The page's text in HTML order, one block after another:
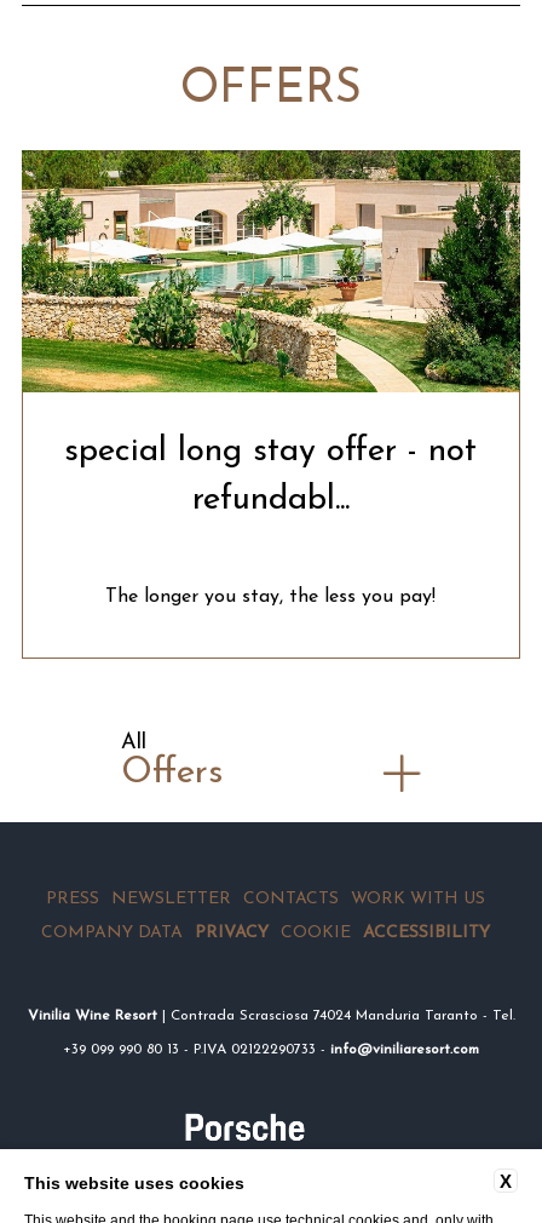
OFFERS
special long stay offer - not
refundabl...
The longer you stay, the less you pay!
All
Offers
PRESS NEWSLETTER CONTACTS
WORK WITH US
COMPANY DATA
PRIVACY COOKIE ACCESSIBILITY
Vinilia Wine Resort| Contrada Scrasciosa 74024 Manduria Taranto - Tel.
+39 099 990 80 13 - P.IVA 02122290733 - info@viniliaresort.com
X
This website uses cookies